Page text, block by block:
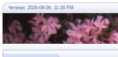
Четверг, 2026-08-06, 11:26 PM